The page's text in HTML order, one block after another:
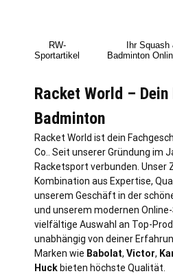
RW-
Sportartikel
Ihr Squash
Badminton
Racket World –
Badminton
Racket World ist dein
Co.. Seit unserer Gründung im
Racketsport verbunden. Unser
Kombination aus Expertise,
unserem Geschäft in der
und unserem modernen
vielfältige Auswahl an Top-
unabhängig von deiner
Marken wie Babolat, Victor,
Huck bieten höchste Qualität.